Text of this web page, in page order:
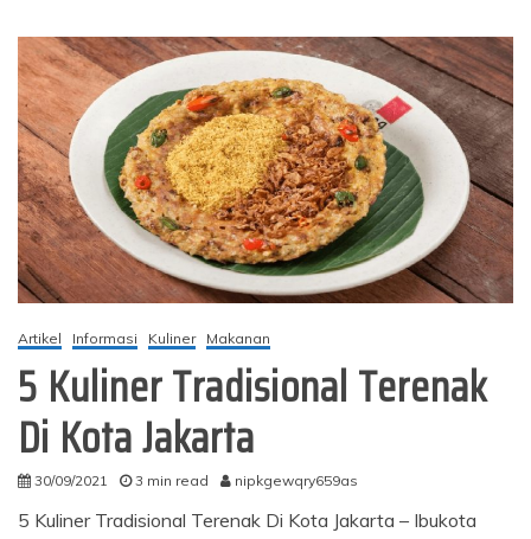
Artikel Informasi Kuliner Makanan
5 Kuliner Tradisional Terenak
Di Kota Jakarta
30/09/2021 3 min read nipkgewqry659as
5 Kuliner Tradisional Terenak Di Kota Jakarta – Ibukota